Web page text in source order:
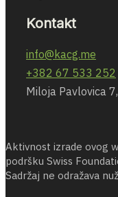
Kontakt
info@kacg.me
+382 67 533 252
Miloja Pavlovica
Aktivnost izrade ovog
podršku Swiss
Sadržaj ne odražava